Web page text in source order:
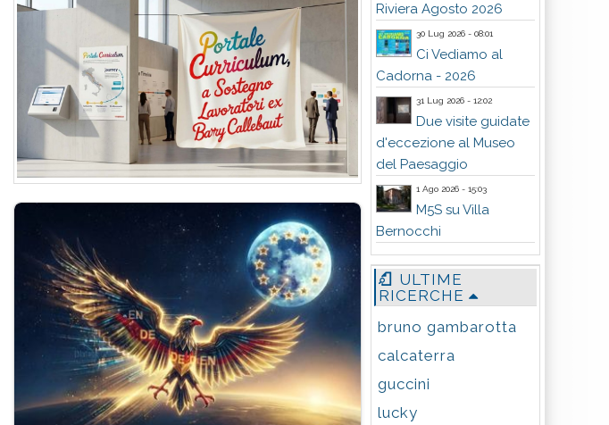
Riviera Agosto 2026
30 Lug 2026 - 08:01
Ci Vediamo al
Cadorna - 2026
31 Lug 2026 - 12:02
Due visite guidate
d'eccezione al Museo
del Paesaggio
1 Ago 2026 - 15:03
M5S su Villa
Bernocchi
ULTIME
RICERCHE
bruno gambarotta
calcaterra
guccini
lucky